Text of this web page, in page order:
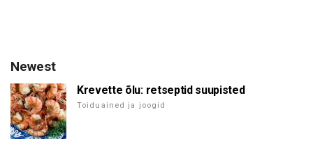
Newest
Krevette õlu: retseptid suupisted
Toiduained ja joogid